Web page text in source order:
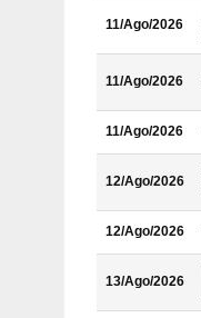
11/Ago/2026
11/Ago/2026
11/Ago/2026
12/Ago/2026
12/Ago/2026
13/Ago/2026